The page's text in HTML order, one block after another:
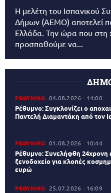
Η μελέτη του Ισπανικού
Δήμων (AEMO) αποτελεί
Ελλάδα. Την ώρα που
προσπαθούμε να...
ΡΕΘΥΜΝΟ 04.08.2026 14:00
Ρέθυμνο: Συγκλονίζει ο
Παντελή Διαμαντάκη από τον
ΡΕΘΥΜΝΟ 01.08.2026 10:44
Ρέθυμνο: Συνελήφθη 24χρονη
ξενοδοχείο για κλοπές
ευρώ
ΡΕΘΥΜΝΟ 25.07.2026 16:09